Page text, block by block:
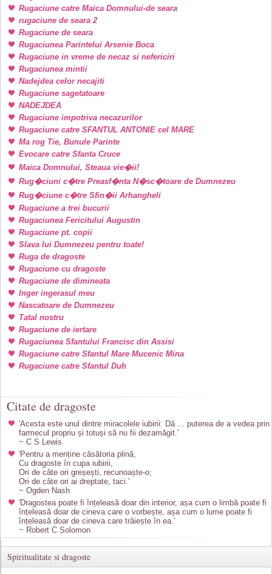
Rugaciune catre Maica Domnului-de seara
rugaciune de seara 2
Rugaciune de seara
Rugaciunea Parintelui Arsenie Boca
Rugaciune in vreme de necaz si nefericiri
Rugaciunea mintii
Nadejdea celor necajiti
Rugaciune sagetatoare
NADEJDEA
Rugaciune impotriva necazurilor
Rugaciune catre SFANTUL ANTONIE cel MARE
Ma rog Tie, Bunule Parinte
Evocare catre Sfanta Cruce
Maica Domnului, Steaua vie�ii!
Rug�ciuni c�tre Preasf�nta N�sc�toare de Dumnezeu
Rug�ciune c�tre Sfin�ii Arhangheli
Rugaciune a trei bucurii
Rugaciunea Fericitului Augustin
Rugaciune pt. copii
Slava lui Dumnezeu pentru toate!
Ruga de dragoste
Rugaciune cu dragoste
Rugaciune de dimineata
Inger ingerasul meu
Nascatoare de Dumnezeu
Tatal nostru
Rugaciune de iertare
Rugaciunea Sfantului Francisc din Assisi
Rugaciune catre Sfantul Mare Mucenic Mina
Rugaciune catre Sfantul Duh
Citate de dragoste
'Acesta este unul dintre miracolele iubirii: Dă ... puterea de a vedea prin
farmecul propriu și totuși să nu fii dezamăgit.'
~ C S Lewis
'Pentru a menține căsătoria plină,
Cu dragoste în cupa iubirii,
Ori de câte ori greșești, recunoaște-o;
Ori de câte ori ai dreptate, taci.'
~ Ogden Nash
'Dragostea poate fi înțeleasă doar din interior, așa cum o limbă poate fi
înțeleasă doar de cineva care o vorbește, așa cum o lume poate fi
înțeleasă doar de cineva care trăiește în ea.'
~ Robert C Solomon
Spiritualitate si dragoste